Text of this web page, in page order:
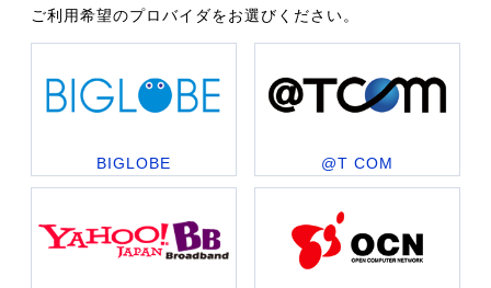
ご利用希望のプロバイダをお選びください。
BIGLOBE @T COM